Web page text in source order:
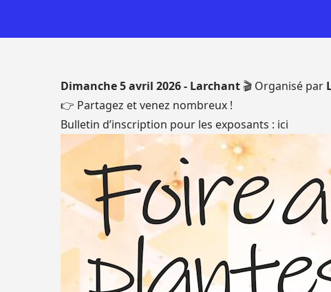
Dimanche 5 avril 2026- Larchant 🎬 Organisé par
👉 Partagez et venez nombreux !
Bulletin d’inscription pour les exposants : ici